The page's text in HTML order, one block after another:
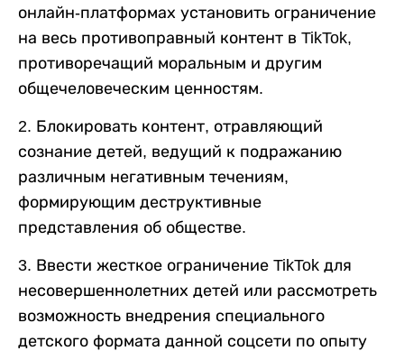
онлайн-платформах установить ограничение
на весь противоправный контент в TikTok,
противоречащий моральным и другим
общечеловеческим ценностям.
2. Блокировать контент, отравляющий
сознание детей, ведущий к подражанию
различным негативным течениям,
формирующим деструктивные
представления об обществе.
3. Ввести жесткое ограничение TikTok для
несовершеннолетних детей или рассмотреть
возможность внедрения специального
детского формата данной соцсети по опыту